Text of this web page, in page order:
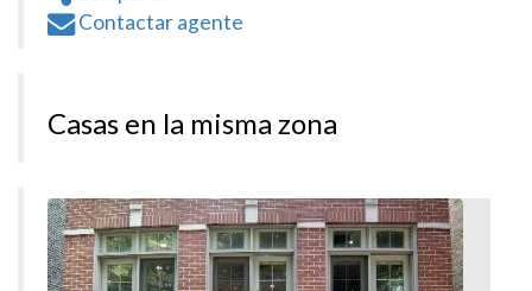
Contactar agente
Casas en la misma zona